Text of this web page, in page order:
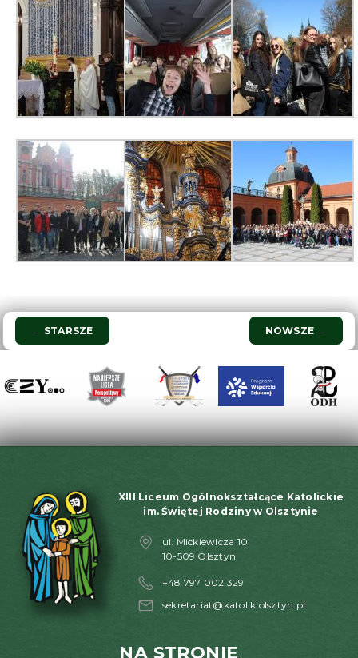
Nawigacja
wpisu
← STARSZE NOWSZE →
XIII Liceum Ogólnokształcące Katolickie
im. Świętej Rodziny w Olsztynie
ul. Mickiewicza 10
10-509 Olsztyn
+48 797 002 329
sekretariat@katolik.olsztyn.pl
NA STRONIE